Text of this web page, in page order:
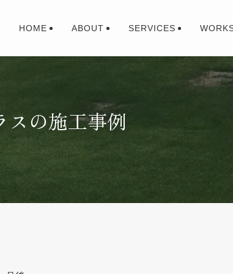
HOME ABOUT SERVICES
スの施工事例